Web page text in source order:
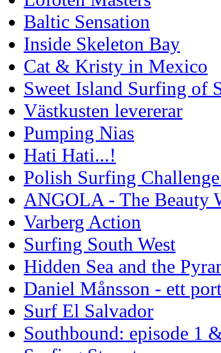
Baltic Sensation
Inside Skeleton Bay
Cat & Kristy in Mexico
Sweet Island Surfing of
Västkusten levererar
Pumping Nias
Hati Hati...!
Polish Surfing
ANGOLA - The Beauty
Varberg Action
Surfing South West
Hidden Sea and the
Daniel Månsson - ett
Surf El Salvador
Southbound: episode 1